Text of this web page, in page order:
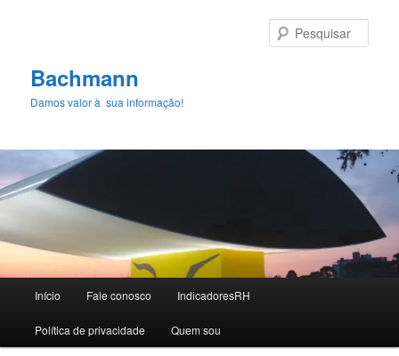
principalBachmann
Damos valor à sua informação!
principal
Início Fale conosco IndicadoresRH
Polí­tica de privacidade Quem sou